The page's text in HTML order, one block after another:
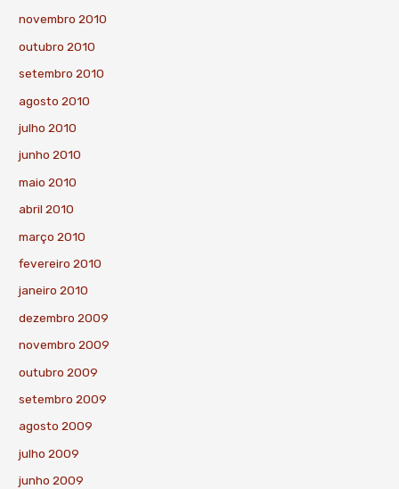
novembro 2010
outubro 2010
setembro 2010
agosto 2010
julho 2010
junho 2010
maio 2010
abril 2010
março 2010
fevereiro 2010
janeiro 2010
dezembro 2009
novembro 2009
outubro 2009
setembro 2009
agosto 2009
julho 2009
junho 2009